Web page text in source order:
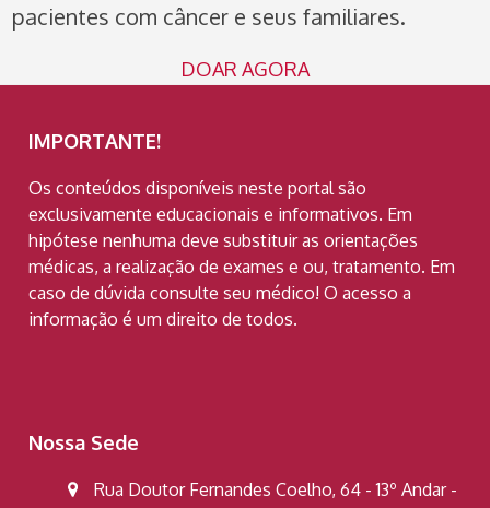
pacientes com câncer e seus familiares.
DOAR AGORA
IMPORTANTE!
Os conteúdos disponíveis neste portal são
exclusivamente educacionais e informativos. Em
hipótese nenhuma deve substituir as orientações
médicas, a realização de exames e ou, tratamento. Em
caso de dúvida consulte seu médico! O acesso a
informação é um direito de todos.
Nossa Sede
Rua Doutor Fernandes Coelho, 64 - 13º Andar -